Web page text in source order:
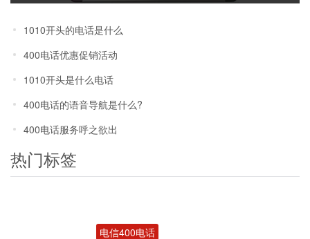
1010开头的电话是什么
400电话优惠促销活动
1010开头是什么电话
400电话的语音导航是什么?
400电话服务呼之欲出
热门标签